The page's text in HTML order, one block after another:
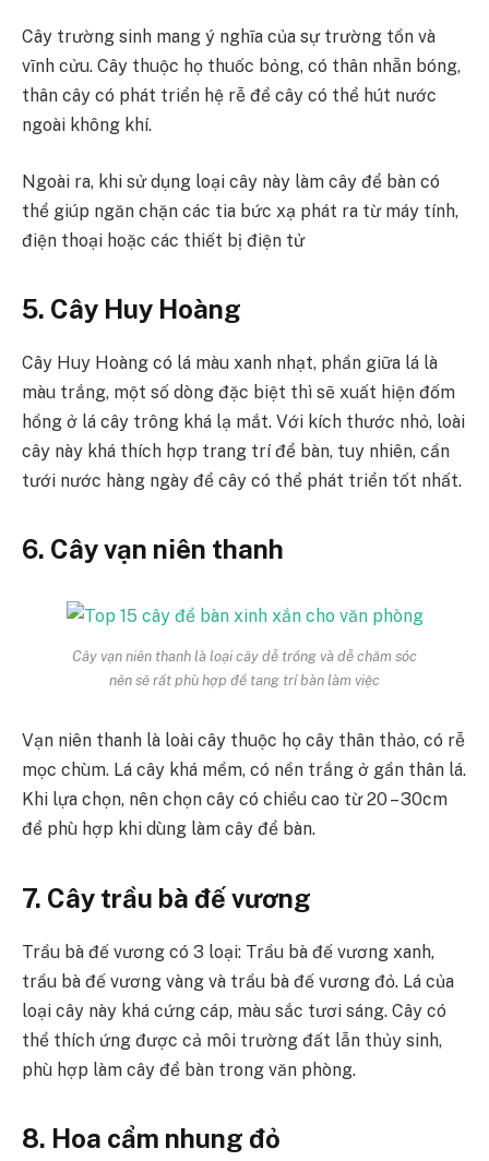
Cây trường sinh mang ý nghĩa của sự trường tồn và
vĩnh cửu. Cây thuộc họ thuốc bỏng, có thân nhẵn bóng,
thân cây có phát triển hệ rễ để cây có thể hút nước
ngoài không khí.
Ngoài ra, khi sử dụng loại cây này làm cây để bàn có
thể giúp ngăn chặn các tia bức xạ phát ra từ máy tính,
điện thoại hoặc các thiết bị điện tử
5. Cây Huy Hoàng
Cây Huy Hoàng có lá màu xanh nhạt, phần giữa lá là
màu trắng, một số dòng đặc biệt thì sẽ xuất hiện đốm
hồng ở lá cây trông khá lạ mắt. Với kích thước nhỏ, loài
cây này khá thích hợp trang trí để bàn, tuy nhiên, cần
tưới nước hàng ngày để cây có thể phát triển tốt nhất.
6. Cây vạn niên thanh
Cây vạn niên thanh là loại cây dễ trồng và dễ chăm sóc
nên sẽ rất phù hợp để tang trí bàn làm việc
Vạn niên thanh là loài cây thuộc họ cây thân thảo, có rễ
mọc chùm. Lá cây khá mềm, có nền trắng ở gần thân lá.
Khi lựa chọn, nên chọn cây có chiều cao từ 20 – 30cm
để phù hợp khi dùng làm cây để bàn.
7. Cây trầu bà đế vương
Trầu bà đế vương có 3 loại: Trầu bà đế vương xanh,
trầu bà đế vương vàng và trầu bà đế vương đỏ. Lá của
loại cây này khá cứng cáp, màu sắc tươi sáng. Cây có
thể thích ứng được cả môi trường đất lẫn thủy sinh,
phù hợp làm cây để bàn trong văn phòng.
8. Hoa cẩm nhung đỏ